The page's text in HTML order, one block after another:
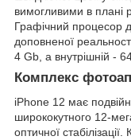
вимогливими в плані
Графічний процесор
доповненої
4 Gb, а внутрішній -
Комплекс
iPhone 12 має
ширококутного 12-
оптичної